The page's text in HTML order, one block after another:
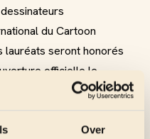
Over
du Cartoon
lauréats seront honorés
officielle le
Voici les
Chapeau d'or 2026 :